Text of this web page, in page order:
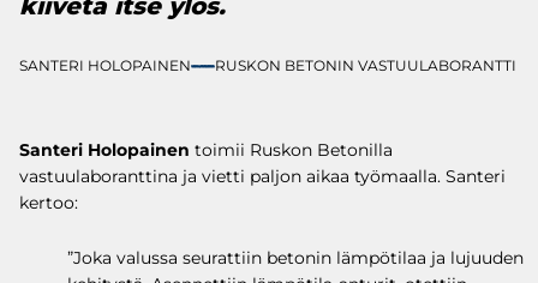
kiivetä itse ylös.
SANTERI HOLOPAINEN RUSKON BETONIN VASTUULABORANTTI
Santeri Holopainen toimii Ruskon Betonilla
vastuulaboranttina ja vietti paljon aikaa työmaalla. Santeri
kertoo:
”Joka valussa seurattiin betonin lämpötilaa ja lujuuden